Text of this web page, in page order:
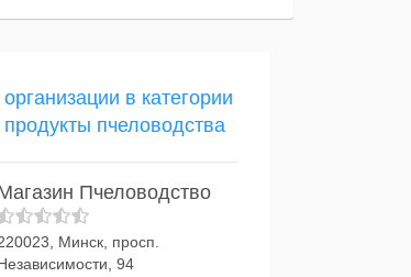
в категории
пчеловодства
Пчеловодство
Минск, просп.
94